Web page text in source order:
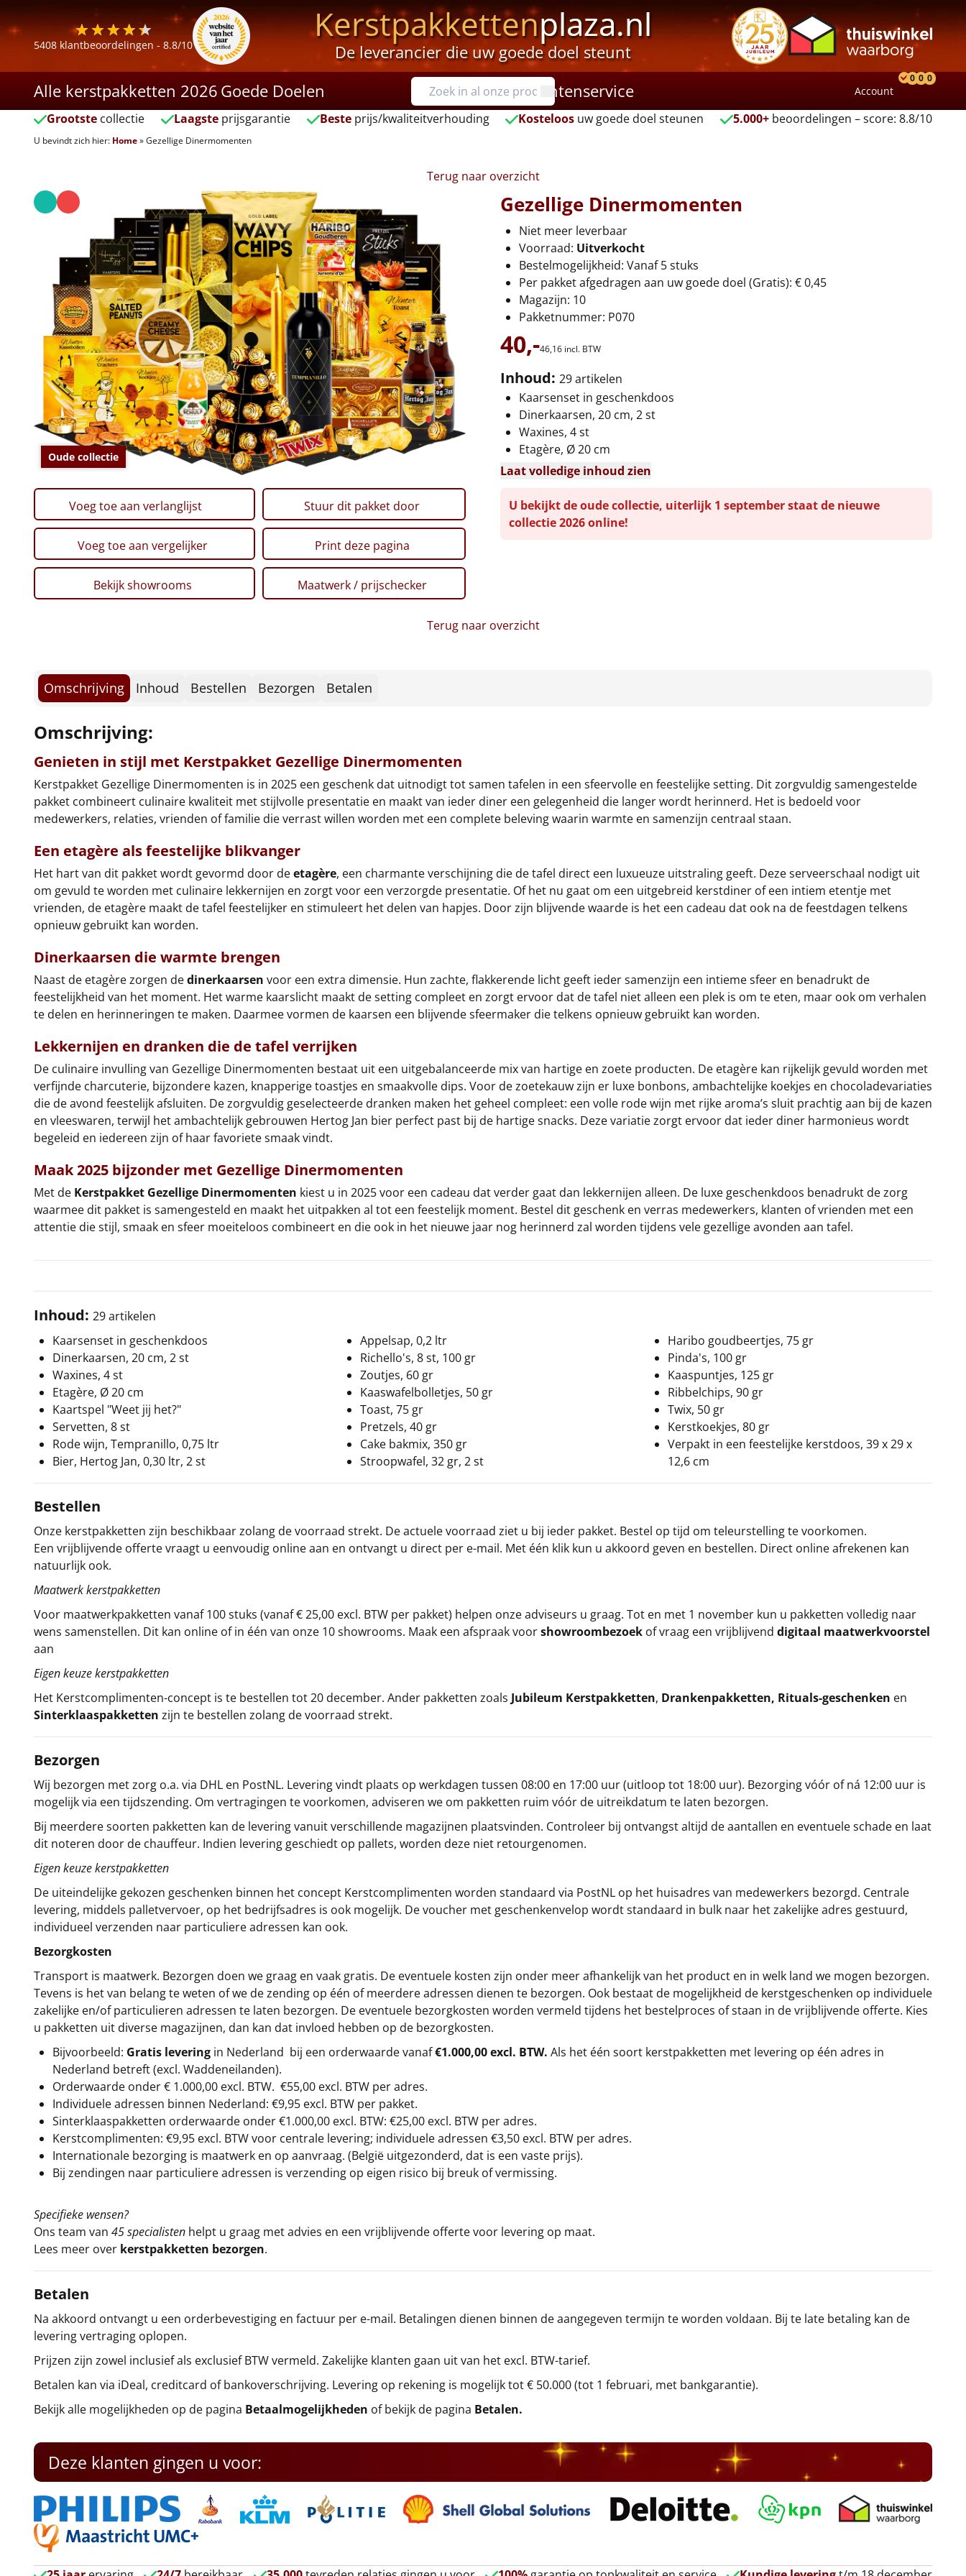
5408 klantbeoordelingen - 8.8/10 Kerstpakkettenplaza.nl
De leverancier die uw goede doel steunt
Alle kerstpakketten 2026 Goede Doelen Klantenservice Account
0 0 0
Grootste collectie Laagsteprijsgarantie Besteprijs/kwaliteitverhouding Kosteloos uw goede doel steunen 5.000+ beoordelingen – score: 8.8/10
U bevindt zich hier: Home»Gezellige Dinermomenten
Terug naar overzicht
Oude collectie
Gezellige Dinermomenten
Niet meer leverbaar
Voorraad: Uitverkocht
Bestelmogelijkheid: Vanaf 5 stuks
Per pakket afgedragen aan uw goede doel (Gratis): € 0,45
Magazijn: 10
Pakketnummer: P070
40,-46,16 incl. BTW
Inhoud: 29 artikelen
Kaarsenset in geschenkdoos
Dinerkaarsen, 20 cm, 2 st
Waxines, 4 st
Etagère, Ø 20 cm
Laat volledige inhoud zien
Voeg toe aan verlanglijst Stuur dit pakket door
Voeg toe aan vergelijker Print deze pagina
Bekijk showrooms Maatwerk / prijschecker
U bekijkt de oude collectie, uiterlijk 1 september staat de nieuwe
collectie 2026 online!
Terug naar overzicht
Omschrijving Inhoud Bestellen Bezorgen Betalen
Omschrijving:
Genieten in stijl met Kerstpakket Gezellige Dinermomenten
Kerstpakket Gezellige Dinermomenten is in 2025 een geschenk dat uitnodigt tot samen tafelen in een sfeervolle en feestelijke setting. Dit zorgvuldig samengestelde
pakket combineert culinaire kwaliteit met stijlvolle presentatie en maakt van ieder diner een gelegenheid die langer wordt herinnerd. Het is bedoeld voor
medewerkers, relaties, vrienden of familie die verrast willen worden met een complete beleving waarin warmte en samenzijn centraal staan.
Een etagère als feestelijke blikvanger
Het hart van dit pakket wordt gevormd door deetagère, een charmante verschijning die de tafel direct een luxueuze uitstraling geeft. Deze serveerschaal nodigt uit
om gevuld te worden met culinaire lekkernijen en zorgt voor een verzorgde presentatie. Of het nu gaat om een uitgebreid kerstdiner of een intiem etentje met
vrienden, de etagère maakt de tafel feestelijker en stimuleert het delen van hapjes. Door zijn blijvende waarde is het een cadeau dat ook na de feestdagen telkens
opnieuw gebruikt kan worden.
Dinerkaarsen die warmte brengen
Naast de etagère zorgen dedinerkaarsen voor een extra dimensie. Hun zachte, flakkerende licht geeft ieder samenzijn een intieme sfeer en benadrukt de
feestelijkheid van het moment. Het warme kaarslicht maakt de setting compleet en zorgt ervoor dat de tafel niet alleen een plek is om te eten, maar ook om verhalen
te delen en herinneringen te maken. Daarmee vormen de kaarsen een blijvende sfeermaker die telkens opnieuw gebruikt kan worden.
Lekkernijen en dranken die de tafel verrijken
De culinaire invulling van Gezellige Dinermomenten bestaat uit een uitgebalanceerde mix van hartige en zoete producten. De etagère kan rijkelijk gevuld worden met
verfijnde charcuterie, bijzondere kazen, knapperige toastjes en smaakvolle dips. Voor de zoetekauw zijn er luxe bonbons, ambachtelijke koekjes en chocoladevariaties
die de avond feestelijk afsluiten. De zorgvuldig geselecteerde dranken maken het geheel compleet: een volle rode wijn met rijke aroma’s sluit prachtig aan bij de kazen
en vleeswaren, terwijl het ambachtelijk gebrouwen Hertog Jan bier perfect past bij de hartige snacks. Deze variatie zorgt ervoor dat ieder diner harmonieus wordt
begeleid en iedereen zijn of haar favoriete smaak vindt.
Maak 2025 bijzonder met Gezellige Dinermomenten
Met de Kerstpakket Gezellige Dinermomenten kiest u in 2025 voor een cadeau dat verder gaat dan lekkernijen alleen. De luxe geschenkdoos benadrukt de zorg
waarmee dit pakket is samengesteld en maakt het uitpakken al tot een feestelijk moment. Bestel dit geschenk en verras medewerkers, klanten of vrienden met een
attentie die stijl, smaak en sfeer moeiteloos combineert en die ook in het nieuwe jaar nog herinnerd zal worden tijdens vele gezellige avonden aan tafel.
Inhoud: 29 artikelen
Kaarsenset in geschenkdoos
Dinerkaarsen, 20 cm, 2 st
Waxines, 4 st
Etagère, Ø 20 cm
Kaartspel "Weet jij het?"
Servetten, 8 st
Rode wijn, Tempranillo, 0,75 ltr
Bier, Hertog Jan, 0,30 ltr, 2 st
Appelsap, 0,2 ltr
Richello's, 8 st, 100 gr
Zoutjes, 60 gr
Kaaswafelbolletjes, 50 gr
Toast, 75 gr
Pretzels, 40 gr
Cake bakmix, 350 gr
Stroopwafel, 32 gr, 2 st
Haribo goudbeertjes, 75 gr
Pinda's, 100 gr
Kaaspuntjes, 125 gr
Ribbelchips, 90 gr
Twix, 50 gr
Kerstkoekjes, 80 gr
Verpakt in een feestelijke kerstdoos, 39 x 29 x
12,6 cm
Bestellen
Onze kerstpakketten zijn beschikbaar zolang de voorraad strekt. De actuele voorraad ziet u bij ieder pakket. Bestel op tijd om teleurstelling te voorkomen.
Een vrijblijvende offerte vraagt u eenvoudig online aan en ontvangt u direct per e-mail. Met één klik kun u akkoord geven en bestellen. Direct online afrekenen kan
natuurlijk ook.
Maatwerk kerstpakketten
Voor maatwerkpakketten vanaf 100 stuks (vanaf € 25,00 excl. BTW per pakket) helpen onze adviseurs u graag. Tot en met 1 november kun u pakketten volledig naar
wens samenstellen. Dit kan online of in één van onze 10 showrooms. Maak een afspraak voorshowroombezoek of vraag een vrijblijvend digitaal maatwerkvoorstel
aan
Eigen keuze kerstpakketten
Het Kerstcomplimenten-concept is te bestellen tot 20 december. Ander pakketten zoals Jubileum Kerstpakketten, Drankenpakketten, Rituals-geschenken en
Sinterklaaspakketten zijn te bestellen zolang de voorraad strekt.
Bezorgen
Wij bezorgen met zorg o.a. via DHL en PostNL. Levering vindt plaats op werkdagen tussen 08:00 en 17:00 uur (uitloop tot 18:00 uur). Bezorging vóór of ná 12:00 uur is
mogelijk via een tijdszending. Om vertragingen te voorkomen, adviseren we om pakketten ruim vóór de uitreikdatum te laten bezorgen.
Bij meerdere soorten pakketten kan de levering vanuit verschillende magazijnen plaatsvinden. Controleer bij ontvangst altijd de aantallen en eventuele schade en laat
dit noteren door de chauffeur. Indien levering geschiedt op pallets, worden deze niet retourgenomen.
Eigen keuze kerstpakketten
De uiteindelijke gekozen geschenken binnen het concept Kerstcomplimenten worden standaard via PostNL op het huisadres van medewerkers bezorgd. Centrale
levering, middels palletvervoer, op het bedrijfsadres is ook mogelijk. De voucher met geschenkenvelop wordt standaard in bulk naar het zakelijke adres gestuurd,
individueel verzenden naar particuliere adressen kan ook.
Bezorgkosten
Transport is maatwerk. Bezorgen doen we graag en vaak gratis. De eventuele kosten zijn onder meer afhankelijk van het product en in welk land we mogen bezorgen.
Tevens is het van belang te weten of we de zending op één of meerdere adressen dienen te bezorgen. Ook bestaat de mogelijkheid de kerstgeschenken op individuele
zakelijke en/of particulieren adressen te laten bezorgen. De eventuele bezorgkosten worden vermeld tijdens het bestelproces of staan in de vrijblijvende offerte. Kies
u pakketten uit diverse magazijnen, dan kan dat invloed hebben op de bezorgkosten.
Bijvoorbeeld: Gratis levering in Nederland bij een orderwaarde vanaf€1.000,00 excl. BTW. Als het één soort kerstpakketten met levering op één adres in
Nederland betreft (excl. Waddeneilanden).
Orderwaarde onder € 1.000,00 excl. BTW. €55,00 excl. BTW per adres.
Individuele adressen binnen Nederland: €9,95 excl. BTW per pakket.
Sinterklaaspakketten orderwaarde onder €1.000,00 excl. BTW: €25,00 excl. BTW per adres.
Kerstcomplimenten: €9,95 excl. BTW voor centrale levering; individuele adressen €3,50 excl. BTW per adres.
Internationale bezorging is maatwerk en op aanvraag. (België uitgezonderd, dat is een vaste prijs).
Bij zendingen naar particuliere adressen is verzending op eigen risico bij breuk of vermissing.
Specifieke wensen?
Ons team van 45 specialisten helpt u graag met advies en een vrijblijvende offerte voor levering op maat.
Lees meer over kerstpakketten bezorgen.
Betalen
Na akkoord ontvangt u een orderbevestiging en factuur per e-mail. Betalingen dienen binnen de aangegeven termijn te worden voldaan. Bij te late betaling kan de
levering vertraging oplopen.
Prijzen zijn zowel inclusief als exclusief BTW vermeld. Zakelijke klanten gaan uit van het excl. BTW-tarief.
Betalen kan via iDeal, creditcard of bankoverschrijving. Levering op rekening is mogelijk tot € 50.000 (tot 1 februari, met bankgarantie).
Bekijk alle mogelijkheden op de pagina Betaalmogelijkheden of bekijk de pagina Betalen.
Deze klanten gingen u voor: